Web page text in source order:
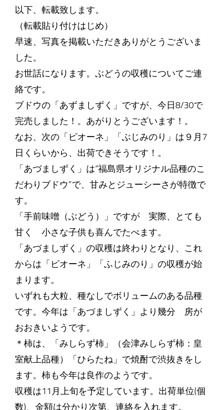
以下、転載致します。
（転載貼り付けはじめ）
早速、写真を掲載いただきありがとうございま
した。
お世話になります。ぶどうの収穫についてご連
絡です。
ブドウの「あずましずく」ですが、今日8/30で
完売しました！。あがりとうございます！。
なお、次の「ピオーネ」「ぶじみのり」は９月7
日くらいから、出荷できそうです！。
「あづましずく」は“福島県オリジナル品種のこ
だわりブドウ”で、甘みとジューシーさが特徴で
す。
「手前味噌（ぶどう）」ですが 実際、とても
甘く 小さな子供も喜んでたべます。
「あづましずく」の収穫は終わりとなり、これ
からは「ピオーネ」「ふじみのり」の収穫が始
まります。
いずれも大粒、種なしでボリュームのある品種
です。今年は「あづましずく」より幾分 房が
おおきいようです。
＊柿は、「みしらず柿」（会津みしらず柿：皇
室献上品種）「ひらたね」で焼酎で渋抜きをし
ます。柿も今年は良作のようです。
収穫は11月上旬を予定しています。出荷単位(個
数)、金額は分かり次第、連絡を入れます。